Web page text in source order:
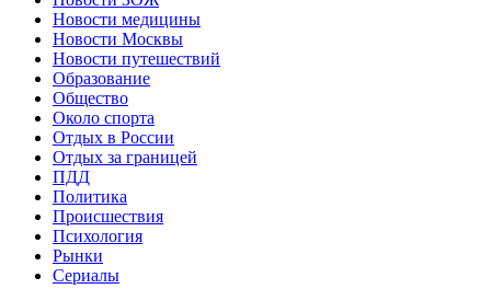
Новости медицины
Новости Москвы
Новости путешествий
Образование
Общество
Около спорта
Отдых в России
Отдых за границей
ПДД
Политика
Происшествия
Психология
Рынки
Сериалы